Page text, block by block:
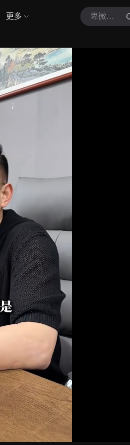
更多 卑微老董地位极高